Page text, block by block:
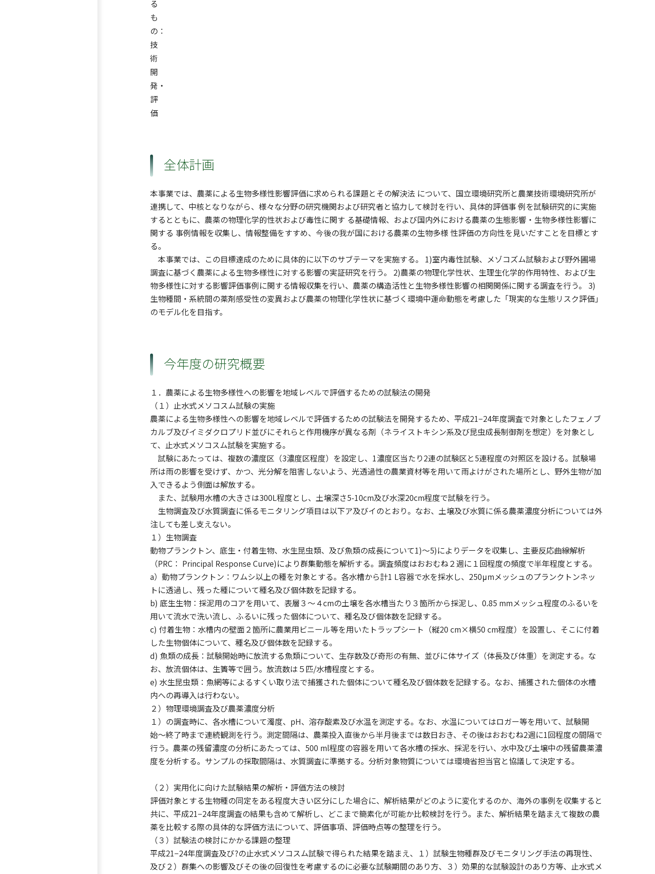
る
も
の：
技
術
開
発・
評
価
全体計画
本事業では、農薬による生物多様性影響評価に求められる課題とその解決法 について、国立環境研究所と農業技術環境研究所が
連携して、中核となりながら、様々な分野の研究機関および研究者と協力して検討を行い、具体的評価事 例を試験研究的に実施
するとともに、農薬の物理化学的性状および毒性に関す る基礎情報、および国内外における農薬の生態影響・生物多様性影響に
関する 事例情報を収集し、情報整備をすすめ、今後の我が国における農薬の生物多様 性評価の方向性を見いだすことを目標とす
る。
本事業では、この目標達成のために具体的に以下のサブテーマを実施する。 1)室内毒性試験、メゾコズム試験および野外圃場
調査に基づく農薬による生物多様性に対する影響の実証研究を行う。 2)農薬の物理化学性状、生理生化学的作用特性、および生
物多様性に対する影響評価事例に関する情報収集を行い、農薬の構造活性と生物多様性影響の相関関係に関する調査を行う。 3)
生物種間・系統間の薬剤感受性の変異および農薬の物理化学性状に基づく環境中運命動態を考慮した「現実的な生態リスク評価」
のモデル化を目指す。
今年度の研究概要
１．農薬による生物多様性への影響を地域レベルで評価するための試験法の開発
（１）止水式メソコスム試験の実施
農薬による生物多様性への影響を地域レベルで評価するための試験法を開発するため、平成21−24年度調査で対象としたフェノブ
カルブ及びイミダクロプリド並びにそれらと作用機序が異なる剤（ネライストキシン系及び昆虫成長制御剤を想定）を対象とし
て、止水式メソコスム試験を実施する。
試験にあたっては、複数の濃度区（3濃度区程度）を設定し、1濃度区当たり2連の試験区と5連程度の対照区を設ける。試験場
所は雨の影響を受けず、かつ、光分解を阻害しないよう、光透過性の農業資材等を用いて雨よけがされた場所とし、野外生物が加
入できるよう側面は解放する。
また、試験用水槽の大きさは300L程度とし、土壌深さ5-10cm及び水深20cm程度で試験を行う。
生物調査及び水質調査に係るモニタリング項目は以下ア及びイのとおり。なお、土壌及び水質に係る農薬濃度分析については外
注しても差し支えない。
１）生物調査
動物プランクトン、底生・付着生物、水生昆虫類、及び魚類の成長について1)〜5)によりデータを収集し、主要反応曲線解析
（PRC： Principal Response Curve)により群集動態を解析する。調査頻度はおおむね２週に１回程度の頻度で半年程度とする。
a）動物プランクトン：ワムシ以上の種を対象とする。各水槽から計1 L容器で水を採水し、250μmメッシュのプランクトンネッ
トに透過し、残った種について種名及び個体数を記録する。
b) 底生生物：採泥用のコアを用いて、表層３〜４cmの土壌を各水槽当たり３箇所から採泥し、0.85 mmメッシュ程度のふるいを
用いて流水で洗い流し、ふるいに残った個体について、種名及び個体数を記録する。
c) 付着生物：水槽内の壁面２箇所に農業用ビニール等を用いたトラップシート（縦20 cm×横50 cm程度）を設置し、そこに付着
した生物個体について、種名及び個体数を記録する。
d) 魚類の成長：試験開始時に放流する魚類について、生存数及び奇形の有無、並びに体サイズ（体長及び体重）を測定する。な
お、放流個体は、生簀等で囲う。放流数は５匹/水槽程度とする。
e) 水生昆虫類：魚網等によるすくい取り法で捕獲された個体について種名及び個体数を記録する。なお、捕獲された個体の水槽
内への再導入は行わない。
２）物理環境調査及び農薬濃度分析
１）の調査時に、各水槽について濁度、pH、溶存酸素及び水温を測定する。なお、水温についてはロガー等を用いて、試験開
始〜終了時まで連続観測を行う。測定間隔は、農薬投入直後から半月後までは数日おき、その後はおおむね2週に1回程度の間隔で
行う。農薬の残留濃度の分析にあたっては、500 ml程度の容器を用いて各水槽の採水、採泥を行い、水中及び土壌中の残留農薬濃
度を分析する。サンプルの採取間隔は、水質調査に準拠する。分析対象物質については環境省担当官と協議して決定する。
（２）実用化に向けた試験結果の解析・評価方法の検討
評価対象とする生物種の同定をある程度大きい区分にした場合に、解析結果がどのように変化するのか、海外の事例を収集すると
共に、平成21−24年度調査の結果も含めて解析し、どこまで簡素化が可能か比較検討を行う。また、解析結果を踏まえて複数の農
薬を比較する際の具体的な評価方法について、評価事項、評価時点等の整理を行う。
（３）試験法の検討にかかる課題の整理
平成21−24年度調査及び?の止水式メソコスム試験で得られた結果を踏まえ、１）試験生物種群及びモニタリング手法の再現性、
及び２）群集への影響及びその後の回復性を考慮するのに必要な試験期間のあり方、３）効果的な試験設計のあり方等、止水式メ